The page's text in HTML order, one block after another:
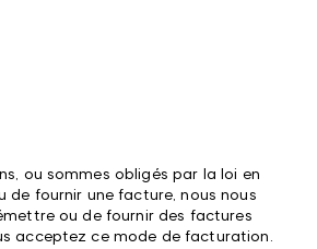
ou sommes obligés par la loi en
de fournir une facture, nous nous
ou de fournir des factures
acceptez ce mode de facturation.